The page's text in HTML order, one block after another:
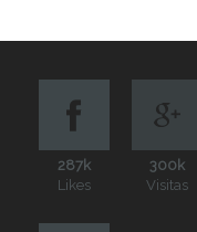
287k
Likes
300k
Visitas